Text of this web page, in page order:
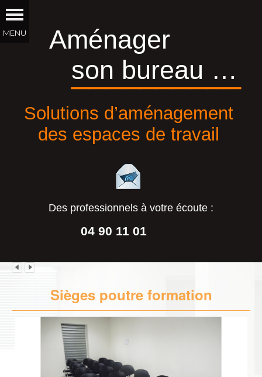
Aménager
son bureau …
Solutions d’aménagement
des espaces de travail
Des professionnels à votre écoute :
04 90 11 01
__________
Sièges poutre formation